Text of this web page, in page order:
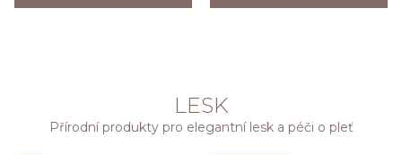
LESK
Přírodní produkty pro elegantní lesk a péči o pleť